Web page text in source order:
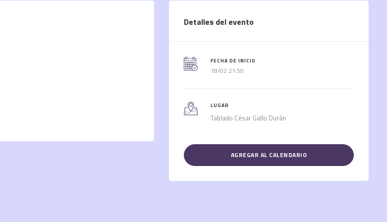
Detalles del evento
FECHA DE INICIO
18/02 21:50
LUGAR
Tablado César Gallo Durán
AGREGAR AL CALENDARIO